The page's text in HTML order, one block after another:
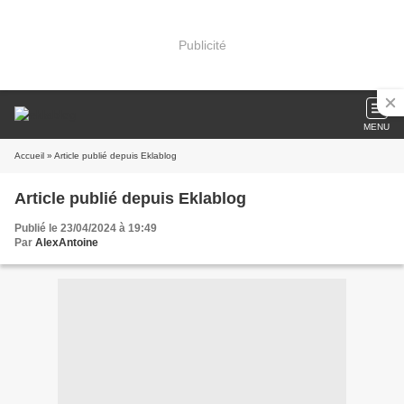
Publicité
MENU
Accueil » Article publié depuis Eklablog
Article publié depuis Eklablog
Publié le 23/04/2024 à 19:49
Par AlexAntoine